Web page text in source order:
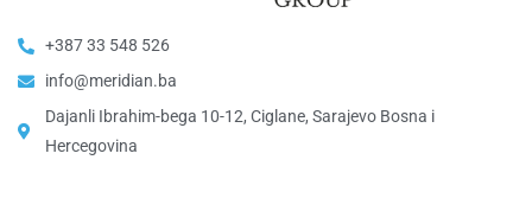
+387 33 548 526
info@meridian.ba
Dajanli Ibrahim-bega 10-12, Ciglane, Sarajevo Bosna i
Hercegovina​